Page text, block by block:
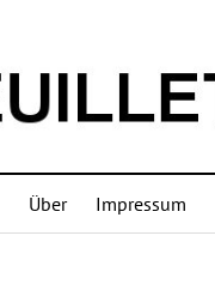
Über Impressum